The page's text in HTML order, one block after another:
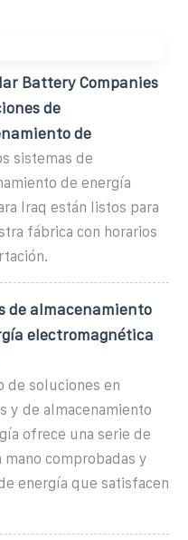
Battery Companies
de
de
sistemas de
de energía
Iraq están listos para
fábrica con horarios
de almacenamiento
electromagnética
de soluciones en
y de almacenamiento
ofrece una serie de
comprobadas y
energía que satisfacen